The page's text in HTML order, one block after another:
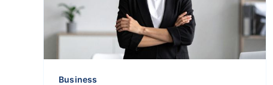
Business